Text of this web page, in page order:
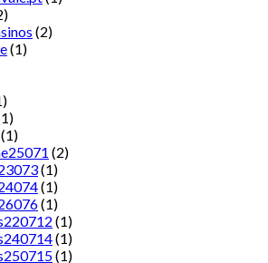
(2)
(1)
(1)
(2)
(1)
(1)
(1)
(1)
(1)
(1)